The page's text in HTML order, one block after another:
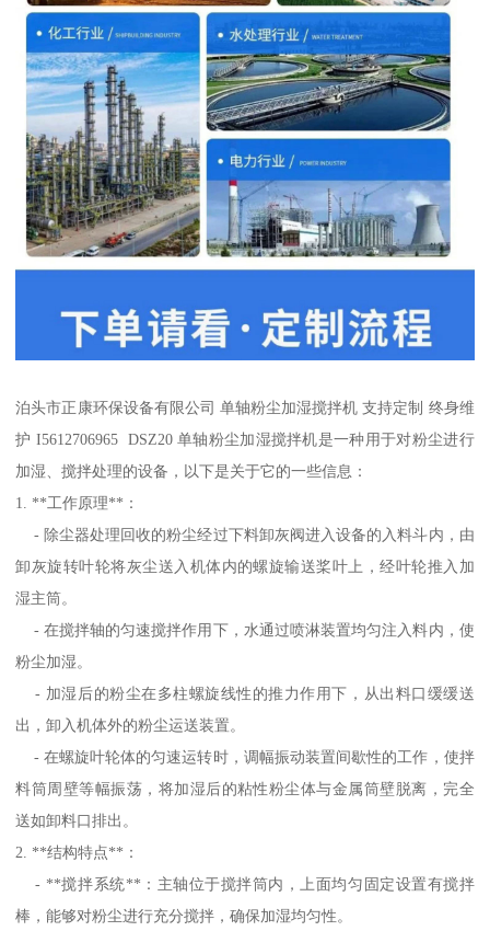
泊头市正康环保设备有限公司 单轴粉尘加湿搅拌机 支持定制 终身维
护 I5612706965 DSZ20 单轴粉尘加湿搅拌机是一种用于对粉尘进行
加湿、搅拌处理的设备，以下是关于它的一些信息：
1. **工作原理**：
- 除尘器处理回收的粉尘经过下料卸灰阀进入设备的入料斗内，由
卸灰旋转叶轮将灰尘送入机体内的螺旋输送桨叶上，经叶轮推入加
湿主筒。
- 在搅拌轴的匀速搅拌作用下，水通过喷淋装置均匀注入料内，使
粉尘加湿。
- 加湿后的粉尘在多柱螺旋线性的推力作用下，从出料口缓缓送
出，卸入机体外的粉尘运送装置。
- 在螺旋叶轮体的匀速运转时，调幅振动装置间歇性的工作，使拌
料筒周壁等幅振荡，将加湿后的粘性粉尘体与金属筒壁脱离，完全
送如卸料口排出。
2. **结构特点**：
- **搅拌系统**：主轴位于搅拌筒内，上面均匀固定设置有搅拌
棒，能够对粉尘进行充分搅拌，确保加湿均匀性。